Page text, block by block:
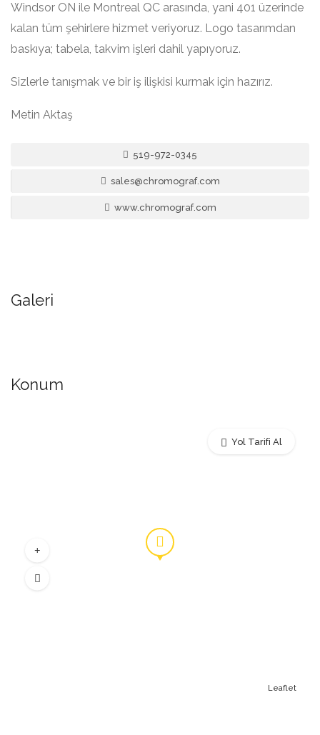
Windsor ON ile Montreal QC arasında, yani 401 üzerinde
kalan tüm şehirlere hizmet veriyoruz. Logo tasarımdan
baskıya; tabela, takvim işleri dahil yapıyoruz.
Sizlerle tanışmak ve bir iş ilişkisi kurmak için hazırız.
Metin Aktaş
519-972-0345
sales@chromograf.com
www.chromograf.com
Galeri
Konum
Leaflet
Yol Tarifi Al